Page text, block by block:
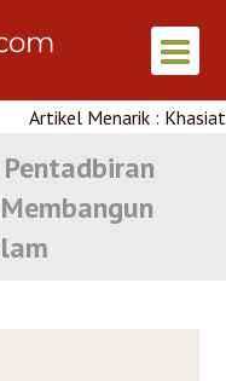
Menarik : Khasiat Air